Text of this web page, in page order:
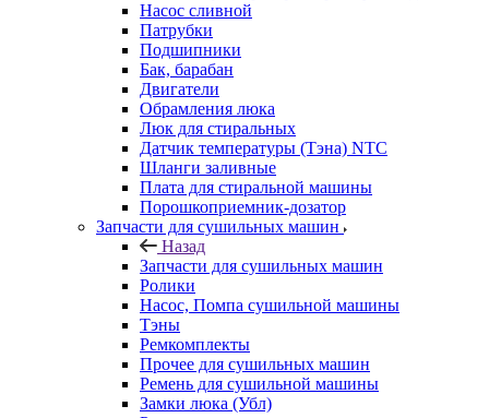
Насос сливной
Патрубки
Подшипники
Бак, барабан
Двигатели
Обрамления люка
Люк для стиральных
Датчик температуры (Тэна) NTC
Шланги заливные
Плата для стиральной машины
Порошкоприемник-дозатор
Запчасти для сушильных машин
Назад
Запчасти для сушильных машин
Ролики
Насос, Помпа сушильной машины
Тэны
Ремкомплекты
Прочее для сушильных машин
Ремень для сушильной машины
Замки люка (Убл)